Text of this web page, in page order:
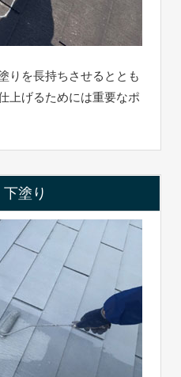
りを長持ちさせるととも
上げるためには重要なポ
塗り